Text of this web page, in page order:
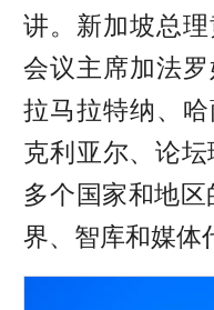
讲。新加坡总
会议主席加法
拉马拉特纳、
克利亚尔、论
多个国家和地
界、智库和媒体